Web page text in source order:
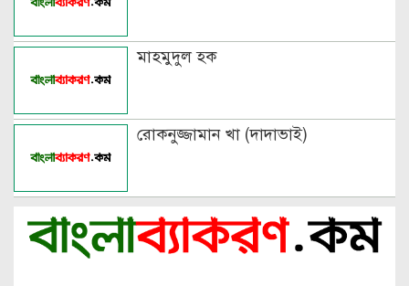
মাহমুদুল হক
রোকনুজ্জামান খা (দাদাভাই)